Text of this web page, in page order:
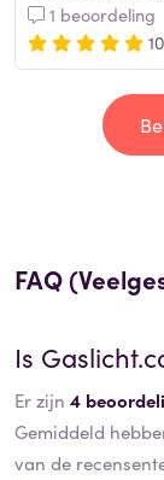
1 beoordeling
10
FAQ
Is
Er zijn 4
Gemiddeld
van de